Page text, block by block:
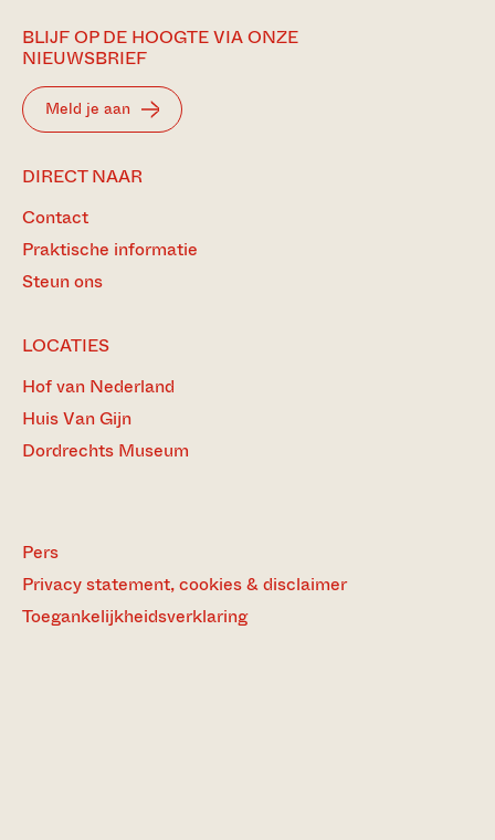
BLIJF OP DE HOOGTE VIA ONZE
NIEUWSBRIEF
Meld je aan
DIRECT NAAR
Contact
Praktische informatie
Steun ons
LOCATIES
Hof van Nederland
Huis Van Gijn
Dordrechts Museum
Pers
Privacy statement, cookies & disclaimer
Toegankelijkheidsverklaring